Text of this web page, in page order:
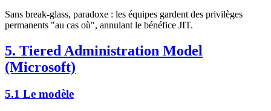
Sans break-glass, paradoxe : les équipes gardent des privilèges
permanents "au cas où", annulant le bénéfice JIT.
5. Tiered Administration Model
(Microsoft)
5.1 Le modèle